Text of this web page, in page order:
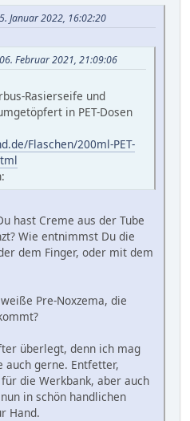
Januar 2022, 16:02:20
Februar 2021, 21:09:06
Rasierseife und
in PET-Dosen
Flaschen/200ml-PET-
hast Creme aus der Tube
Wie entnimmst Du die
dem Finger, oder mit dem
Pre-Noxzema, die
überlegt, denn ich mag
auch gerne. Entfetter,
die Werkbank, aber auch
in schön handlichen
Hand.